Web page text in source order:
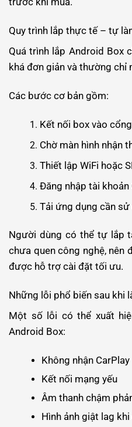
Quy trình lắp thực tế – tự
Quá trình lắp Android Box
khá đơn giản và thường chỉ
Các bước cơ bản gồm:
Kết nối box vào
Chờ màn hình nhận
Thiết lập WiFi hoặc
Đăng nhập tài khoản
Tải ứng dụng cần sử
Người dùng có thể tự lắp
chưa quen công nghệ, nên
được hỗ trợ cài đặt tối ưu.
Những lỗi phổ biến sau khi
Một số lỗi có thể xuất
Android Box:
Không nhận CarPlay
Kết nối mạng yếu
Âm thanh chậm
Hình ảnh giật lag